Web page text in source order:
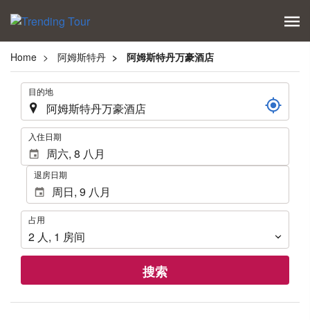
Home 阿姆斯特丹 阿姆斯特丹万豪酒店
. 目的地
. 入住日期
退房日期
占
用
占用
2 人, 1 房间
搜索